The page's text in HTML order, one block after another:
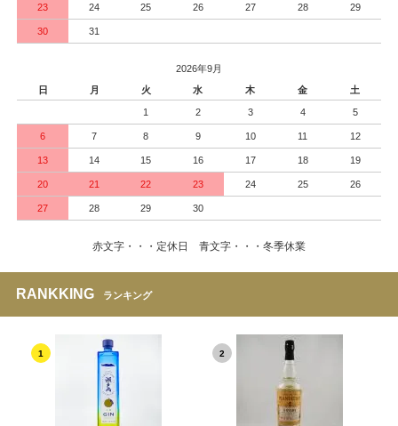
23 24 25 26 27 28 29
30 31
2026年9月
日
月 火 水 木 金 土
1 2 3 4 5
6 7 8 9 10 11 12
13 14 15 16 17 18 19
20 21 22 23 24 25 26
27 28 29 30
赤文字・・・定休日 青文字・・・冬季休業
RANKKING ランキング
1 2